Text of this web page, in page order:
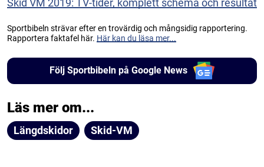
Skid VM 2019: TV-tider, komplett schema och resultat
Sportbibeln strävar efter en trovärdig och mångsidig rapportering.
Rapportera faktafel här. Här kan du läsa mer...
Följ Sportbibeln på Google News
Läs mer om...
Längdskidor Skid-VM